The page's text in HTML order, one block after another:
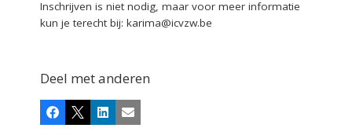
Inschrijven is niet nodig, maar voor meer informatie
kun je terecht bij: karima@icvzw.be
Deel met anderen
Facebook
X LinkedInE-mail